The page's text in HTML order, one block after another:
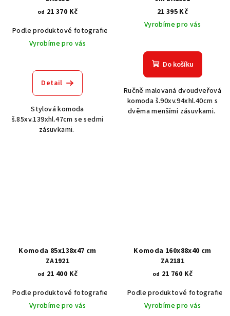
od 21 370 Kč
Podle produktové fotografie
Akát vintage BT1551
Vyrobíme pro vás
Detail
Stylová komoda
š.85xv.139xhl.47cm se sedmi
zásuvkami.
21 395 Kč
Vyrobíme pro vás
Do košíku
Ručně malovaná dvoudveřová
komoda š.90xv.94xhl.40cm s
dvěma menšími zásuvkami.
Komoda 85x138x47 cm
ZA1921
od 21 400 Kč
Podle produktové fotografie
Akát vintage BT1551
Dub světlý
Vyrobíme pro vás
Komoda 160x88x40 cm
ZA2181
od 21 760 Kč
Podle produktové fotografie
Vyrobíme pro vás